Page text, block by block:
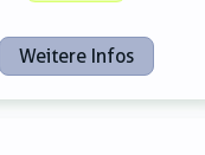
Weitere Infos